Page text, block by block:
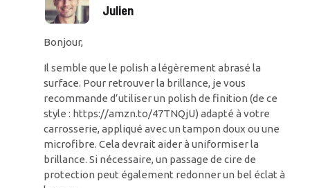
Julien
Bonjour,
Il semble que le polish a légèrement abrasé la
surface. Pour retrouver la brillance, je vous
recommande d’utiliser un polish de finition (de ce
style : https://amzn.to/47TNQjU) adapté à votre
carrosserie, appliqué avec un tampon doux ou une
microfibre. Cela devrait aider à uniformiser la
brillance. Si nécessaire, un passage de cire de
protection peut également redonner un bel éclat à